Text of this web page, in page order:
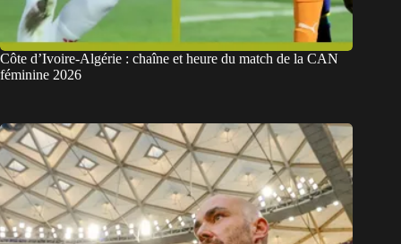
Côte d’Ivoire-Algérie : chaîne et heure du match de la CAN
féminine 2026